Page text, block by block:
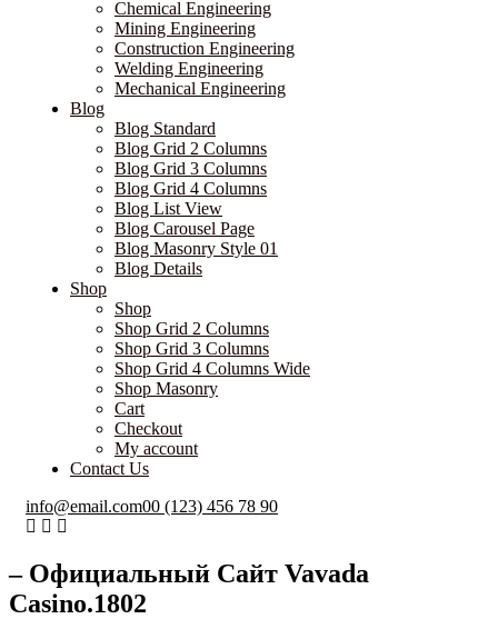
Chemical Engineering
Mining Engineering
Construction Engineering
Welding Engineering
Mechanical Engineering
Blog
Blog Standard
Blog Grid 2 Columns
Blog Grid 3 Columns
Blog Grid 4 Columns
Blog List View
Blog Carousel Page
Blog Masonry Style 01
Blog Details
Shop
Shop
Shop Grid 2 Columns
Shop Grid 3 Columns
Shop Grid 4 Columns Wide
Shop Masonry
Cart
Checkout
My account
Contact Us
info@email.com00 (123) 456 78 90
– Официальный Сайт Vavada
Casino.1802